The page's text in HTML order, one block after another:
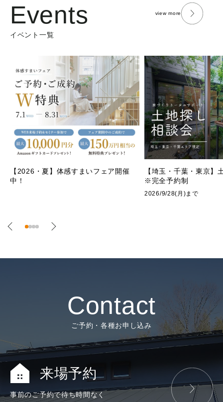
Events
イベント一覧
view more
【埼玉・千葉・東京】土地探し相談会
※完全予約制
～ゼロから始める注
ポウハウスの設計相談
2026/9/28(月)まで お近
Contact
ご予約・各種お申し込み
来場予約
事前のご予約で待ち時間なく